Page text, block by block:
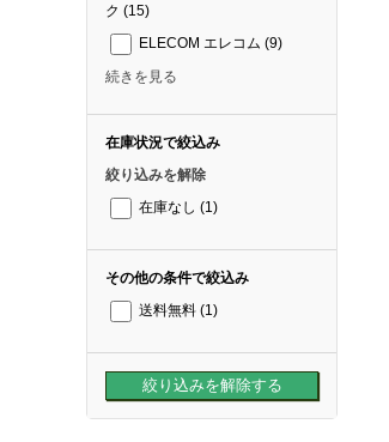
ク (15)
ELECOM エレコム (9)
続きを見る
在庫状況で絞込み
絞り込みを解除
在庫なし (1)
その他の条件で絞込み
送料無料 (1)